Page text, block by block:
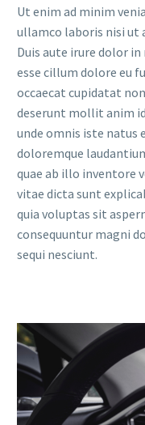
Ut enim ad minim
ullamco laboris nisi ut
Duis aute irure dolor
esse cillum dolore eu
occaecat cupidatat
deserunt mollit anim
unde omnis iste
doloremque
quae ab illo inventore
vitae dicta sunt
quia voluptas sit
consequuntur magni
sequi nesciunt.